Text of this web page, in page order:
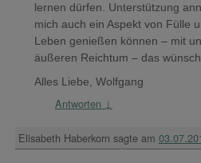
lernen dürfen. Unterstützung
mich auch ein Aspekt von Fülle
Leben genießen können – mit
äußeren Reichtum – das
Alles Liebe, Wolfgang
Antworten ↓
Elisabeth Haberkorn sagte am